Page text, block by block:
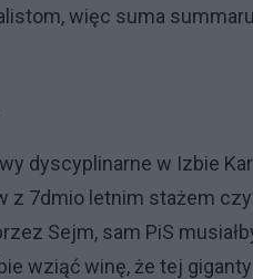
więc suma
dyscyplinarne w Izbie
z 7dmio letnim stażem
Sejm, sam PiS
wziąć winę, że tej